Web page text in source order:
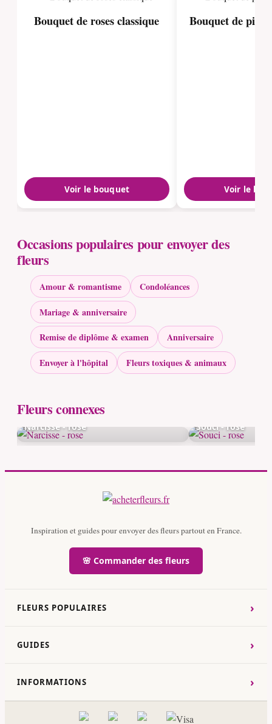
Bouquet de roses classique
Voir le bouquet
Bouquet de
Voir le
Occasions populaires pour envoyer des
fleurs
Amour & romantisme
Condoléances
Mariage & anniversaire
Remise de diplôme & examen
Anniversaire
Envoyer à l'hôpital
Fleurs toxiques & animaux
Fleurs connexes
Narcisse - rose Souci - rose
Inspiration et guides pour envoyer des fleurs partout en France.
🌸 Commander des fleurs
FLEURS POPULAIRES ›
GUIDES ›
INFORMATIONS ›